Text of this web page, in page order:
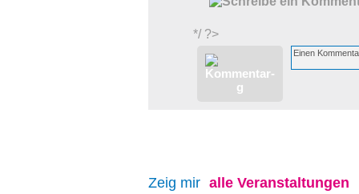
*/ ?>
Zeig mir alle Veranstaltungen